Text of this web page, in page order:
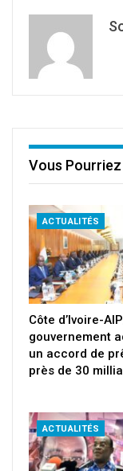
Vous
ACTUALITÉS
Côte d’Ivoire-
gouvernement
un accord de
près de 30
ACTUALITÉS